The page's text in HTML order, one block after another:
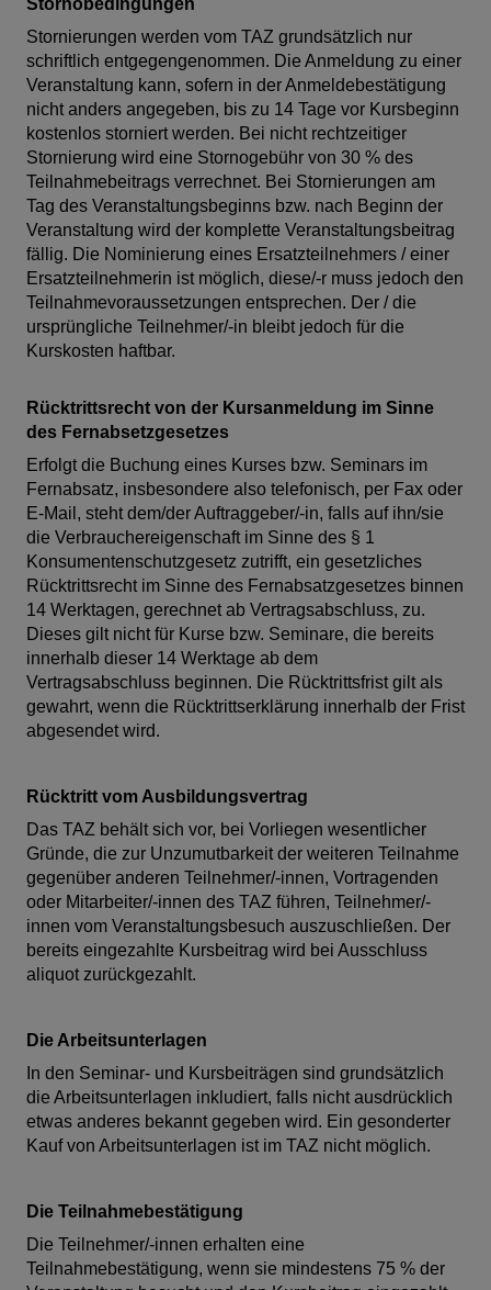
Stornobedingungen
Stornierungen werden vom TAZ grundsätzlich nur
schriftlich entgegengenommen. Die Anmeldung zu einer
Veranstaltung kann, sofern in der Anmeldebestätigung
nicht anders angegeben, bis zu 14 Tage vor Kursbeginn
kostenlos storniert werden. Bei nicht rechtzeitiger
Stornierung wird eine Stornogebühr von 30 % des
Teilnahmebeitrags verrechnet. Bei Stornierungen am
Tag des Veranstaltungsbeginns bzw. nach Beginn der
Veranstaltung wird der komplette Veranstaltungsbeitrag
fällig. Die Nominierung eines Ersatzteilnehmers / einer
Ersatzteilnehmerin ist möglich, diese/-r muss jedoch den
Teilnahmevoraussetzungen entsprechen. Der / die
ursprüngliche Teilnehmer/-in bleibt jedoch für die
Kurskosten haftbar.
Rücktrittsrecht von der Kursanmeldung im Sinne
des Fernabsetzgesetzes
Erfolgt die Buchung eines Kurses bzw. Seminars im
Fernabsatz, insbesondere also telefonisch, per Fax oder
E-Mail, steht dem/der Auftraggeber/-in, falls auf ihn/sie
die Verbrauchereigenschaft im Sinne des § 1
Konsumentenschutzgesetz zutrifft, ein gesetzliches
Rücktrittsrecht im Sinne des Fernabsatzgesetzes binnen
14 Werktagen, gerechnet ab Vertragsabschluss, zu.
Dieses gilt nicht für Kurse bzw. Seminare, die bereits
innerhalb dieser 14 Werktage ab dem
Vertragsabschluss beginnen. Die Rücktrittsfrist gilt als
gewahrt, wenn die Rücktrittserklärung innerhalb der Frist
abgesendet wird.
Rücktritt vom Ausbildungsvertrag
Das TAZ behält sich vor, bei Vorliegen wesentlicher
Gründe, die zur Unzumutbarkeit der weiteren Teilnahme
gegenüber anderen Teilnehmer/-innen, Vortragenden
oder Mitarbeiter/-innen des TAZ führen, Teilnehmer/-
innen vom Veranstaltungsbesuch auszuschließen. Der
bereits eingezahlte Kursbeitrag wird bei Ausschluss
aliquot zurückgezahlt.
Die Arbeitsunterlagen
In den Seminar- und Kursbeiträgen sind grundsätzlich
die Arbeitsunterlagen inkludiert, falls nicht ausdrücklich
etwas anderes bekannt gegeben wird. Ein gesonderter
Kauf von Arbeitsunterlagen ist im TAZ nicht möglich.
Die Teilnahmebestätigung
Die Teilnehmer/-innen erhalten eine
Teilnahmebestätigung, wenn sie mindestens 75 % der